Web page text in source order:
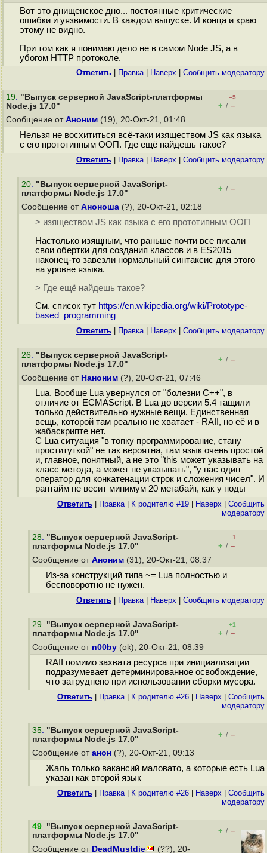
Вот это днищенское дно... постоянные критические
ошибки и уязвимости. В каждом выпуске. И конца и краю
этому не видно.
При том как я понимаю дело не в самом Node JS, а в
убогом HTTP протоколе.
Ответить Правка| Наверх Cообщить модератору
19. "Выпуск серверной JavaScript-платформы
Node.js 17.0"
–5
+ / –
Сообщение от Аноним (19), 20-Окт-21, 01:48
Нельзя не восхититься всё-таки изяществом JS как языка
с его прототипным ООП. Где ещё найдешь такое?
Ответить Правка| Наверх Cообщить модератору
20. "Выпуск серверной JavaScript-
платформы Node.js 17.0"
+ / –
Сообщение от Аноноша (?), 20-Окт-21, 02:18
> изяществом JS как языка с его прототипным ООП
Настолько изящным, что раньше почти все писали
свои обертки для создания классов и в ES2015
наконец-то завезли нормальный синтаксис для этого
на уровне языка.
> Где ещё найдешь такое?
См. список тут https://en.wikipedia.org/wiki/Prototype-
based_programming
Ответить Правка| Наверх Cообщить модератору
26. "Выпуск серверной JavaScript-
платформы Node.js 17.0"
+ / –
Сообщение от Наноним (?), 20-Окт-21, 07:46
Lua. Вообще Lua увернулся от "болезни С++", в
отличие от ECMAScript. В Lua до версии 5.4 тащили
только действительно нужные вещи. Единственная
вещь, которой там реально не хватает - RAII, но её и в
жабаскрипте нет.
С Lua ситуация "в топку программирование, стану
проституткой" не так вероятна, там язык очень простой
и, главное, понятный, а не это "this может указывать на
класс метода, а может не указывать", "у нас один
оператор для конкатенации строк и сложения чисел". И
рантайм не весит минимум 20 мегабайт, как у ноды
Ответить Правка| К родителю #19 Наверх
Cообщить
модератору
28. "Выпуск серверной JavaScript-
платформы Node.js 17.0"
–1
+ / –
Сообщение от Аноним (31), 20-Окт-21, 08:37
Из-за конструкций типа ~= Lua полностью и
бесповоротно не нужен.
Ответить Правка| Наверх Cообщить модератору
29. "Выпуск серверной JavaScript-
платформы Node.js 17.0"
+1
+ / –
Сообщение от n00by (ok), 20-Окт-21, 08:39
RAII помимо захвата ресурса при инициализации
подразумевает детерминированное освобождение,
что затруднено при использовании сборки мусора.
Ответить Правка| К родителю #26 Наверх
Cообщить
модератору
35. "Выпуск серверной JavaScript-
платформы Node.js 17.0"
+ / –
Сообщение от анон (?), 20-Окт-21, 09:13
Жаль только вакансий маловато, а которые есть Lua
указан как второй язык
Ответить Правка| К родителю #26 Наверх
Cообщить
модератору
49. "Выпуск серверной JavaScript-
платформы Node.js 17.0"
+ / –
Сообщение от DeadMustdie
(??), 20-